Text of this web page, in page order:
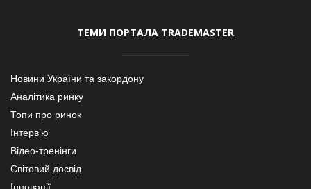
ТЕМИ ПОРТАЛА TRADEMASTER
Новини України та закордону
Аналітика ринку
Топи про ринок
Інтерв’ю
Відео-тренінги
Світовий досвід
Інновації